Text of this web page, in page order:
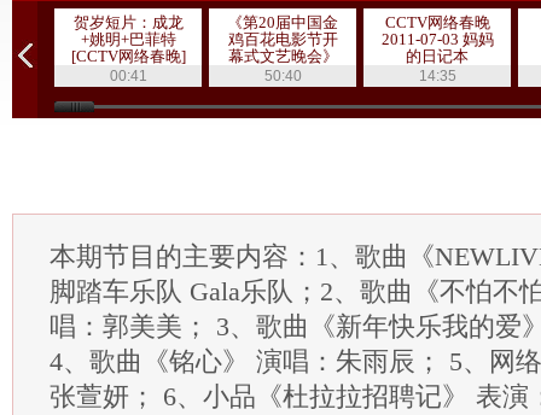
贺岁短片：成龙
+姚明+巴菲特
[CCTV网络春晚]
00:41
《第20届中国金
鸡百花电影节开
幕式文艺晚会》
20111019 1/3
50:40
CCTV网络春晚
2011-07-03 妈妈
的日记本
14:35
本期节目的主要内容：1、歌曲《
脚踏车乐队 Gala乐队；2、歌曲《不怕不
唱：郭美美； 3、歌曲《新年快乐我的爱
4、歌曲《铭心》 演唱：朱雨辰； 5、网
张萱妍； 6、小品《杜拉拉招聘记》 表演